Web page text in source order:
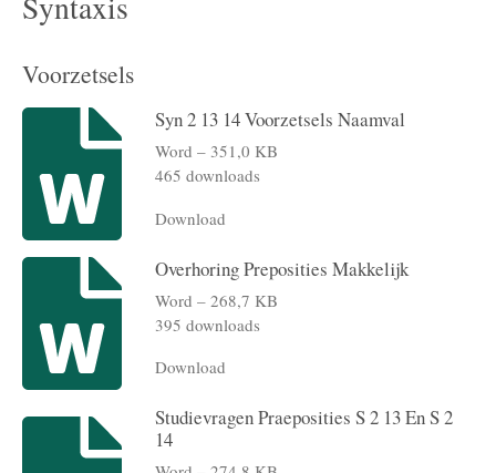
Voorzetsels
Syn 2 13 14 Voorzetsels Naamval
Word – 351,0 KB
465 downloads
Download
Overhoring Preposities Makkelijk
Word – 268,7 KB
395 downloads
Download
Studievragen Praeposities S 2 13 En S 2
14